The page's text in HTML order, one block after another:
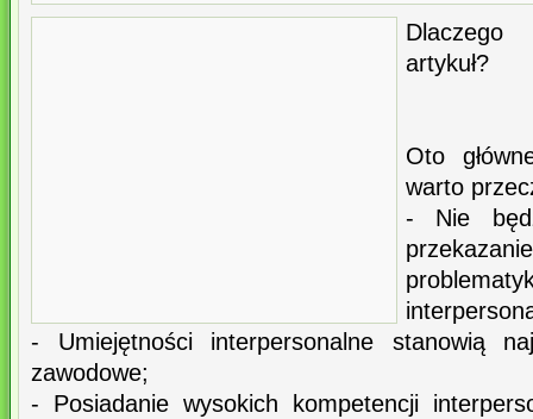
artykuł?
Oto
warto
- Nie
- Umiejętności interpersonalne stanowią
zawodowe;
- Posiadanie wysokich kompetencji